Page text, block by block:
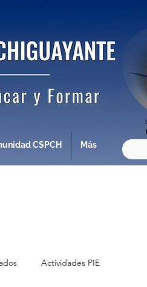
CSPCH Más
Actividades PIE